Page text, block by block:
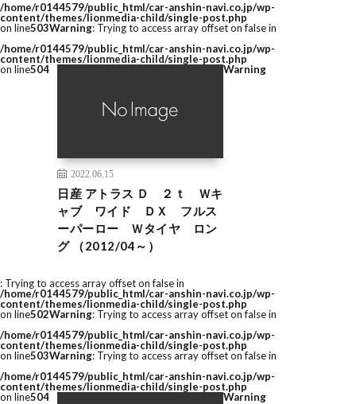
/home/r0144579/public_html/car-anshin-navi.co.jp/wp-
content/themes/lionmedia-child/single-post.php
on line503Warning: Trying to access array offset on false in
/home/r0144579/public_html/car-anshin-navi.co.jp/wp-
content/themes/lionmedia-child/single-post.php
on line504
2022.06.15
日産 アトラス Ｄ ２ｔ Ｗキ
ャブ ワイド ＤＸ フルス
ーパーロー Ｗタイヤ ロン
グ （2012/04～）
Warning
: Trying to access array offset on false in
/home/r0144579/public_html/car-anshin-navi.co.jp/wp-
content/themes/lionmedia-child/single-post.php
on line502Warning: Trying to access array offset on false in
/home/r0144579/public_html/car-anshin-navi.co.jp/wp-
content/themes/lionmedia-child/single-post.php
on line503Warning: Trying to access array offset on false in
/home/r0144579/public_html/car-anshin-navi.co.jp/wp-
content/themes/lionmedia-child/single-post.php
on line504 Warning